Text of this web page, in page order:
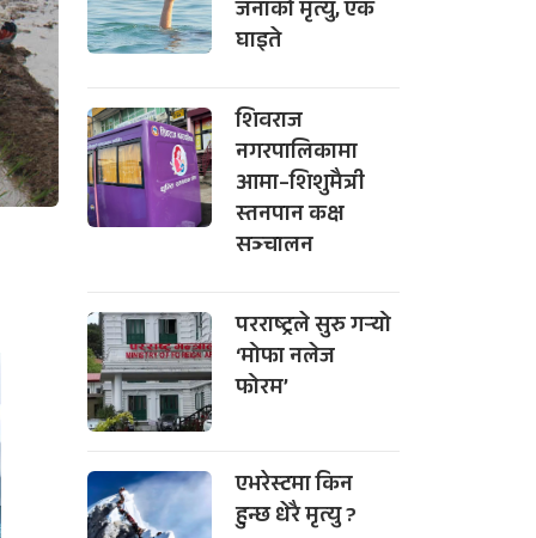
जनाको मृत्यु, एक
घाइते
शिवराज
नगरपालिकामा
आमा–शिशुमैत्री
स्तनपान कक्ष
सञ्चालन
परराष्ट्रले सुरु गर्‍यो
‘मोफा नलेज
फोरम’
एभरेस्टमा किन
हुन्छ धेरै मृत्यु ?